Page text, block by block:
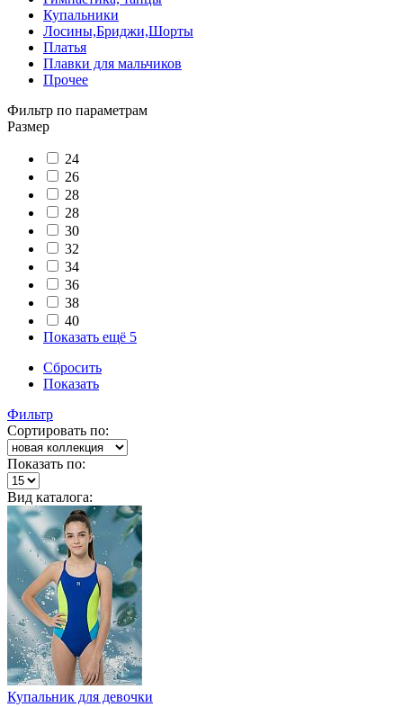
Купальники
Лосины,Бриджи,Шорты
Платья
Плавки для мальчиков
Прочее
Фильтр по параметрам
Размер
24
26
28
28
30
32
34
36
38
40
Показать ещё 5
Сбросить
Показать
Фильтр
Сортировать по:
Показать по:
Вид каталога:
Купальник для девочки